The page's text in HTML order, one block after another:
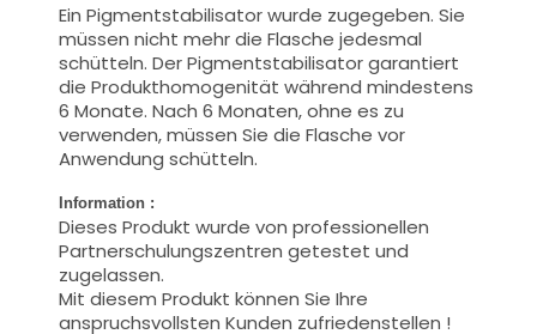
Ein Pigmentstabilisator wurde zugegeben. Sie
müssen nicht mehr die Flasche jedesmal
schütteln. Der Pigmentstabilisator garantiert
die Produkthomogenität während mindestens
6 Monate. Nach 6 Monaten, ohne es zu
verwenden, müssen Sie die Flasche vor
Anwendung schütteln.
Information :
Dieses Produkt wurde von professionellen
Partnerschulungszentren getestet und
zugelassen.
Mit diesem Produkt können Sie Ihre
anspruchsvollsten Kunden zufriedenstellen !